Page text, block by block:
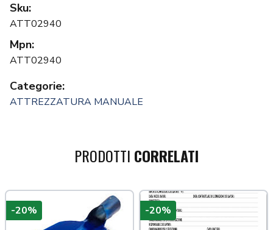
Sku:
ATT02940
Mpn:
ATT02940
Categorie:
ATTREZZATURA MANUALE
PRODOTTI CORRELATI
più tardi
-20% -20%